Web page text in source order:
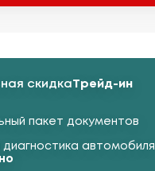
скидкаТрейд-ин
пакет документов
автомобиля